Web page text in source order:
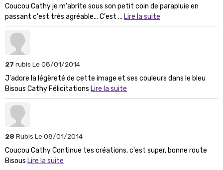
Coucou Cathy je m'abrite sous son petit coin de parapluie en
passant c'est très agréable... C'est ... Lire la suite
27 rubis Le 08/01/2014
J'adore la légèreté de cette image et ses couleurs dans le bleu
Bisous Cathy Félicitations Lire la suite
28 Rubis Le 08/01/2014
Coucou Cathy Continue tes créations, c'est super, bonne route
Bisous Lire la suite